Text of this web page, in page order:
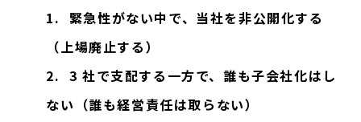
1. 緊急性がない中で、当社を非公開化する
（上場廃止する）
2. 3 社で支配する一方で、誰も子会社化はし
ない（誰も経営責任は取らない）